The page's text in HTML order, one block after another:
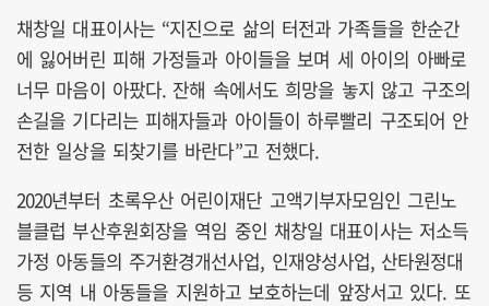
채창일 대표이사는 “지진으로 삶의 터전과 가족들을 한순간
에 잃어버린 피해 가정들과 아이들을 보며 세 아이의 아빠로
너무 마음이 아팠다. 잔해 속에서도 희망을 놓지 않고 구조의
손길을 기다리는 피해자들과 아이들이 하루빨리 구조되어 안
전한 일상을 되찾기를 바란다”고 전했다.
2020년부터 초록우산 어린이재단 고액기부자모임인 그린노
블클럽 부산후원회장을 역임 중인 채창일 대표이사는 저소득
가정 아동들의 주거환경개선사업, 인재양성사업, 산타원정대
등 지역 내 아동들을 지원하고 보호하는데 앞장서고 있다. 또